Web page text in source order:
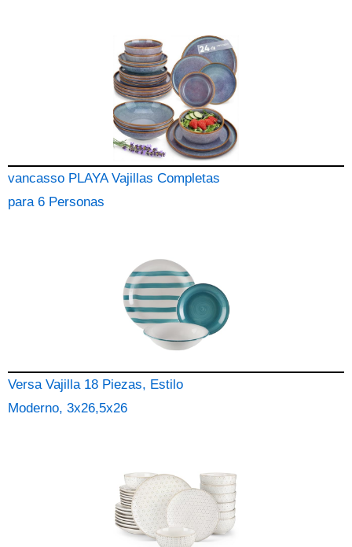
vancasso PLAYA Vajillas Completas
para 6 Personas
Versa Vajilla 18 Piezas, Estilo
Moderno, 3x26,5x26